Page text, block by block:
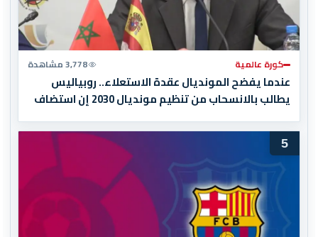
كورة عالمية 3,778 مشاهدة
عندما يفضح المونديال عقدة الاستعلاء.. روبياليس
يطالب بالانسحاب من تنظيم مونديال 2030 إن استضاف
المغرب المباراة النهائية!
5